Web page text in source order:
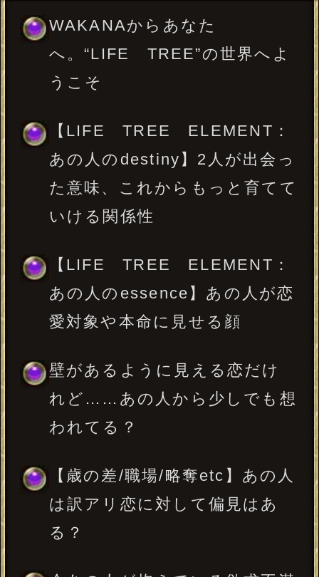
壁があるように見える恋だけ
われてる？
【歳の差/職場/略奪etc】あの人
は訳アリ恋に対して偏見はあ
る？
今あの人が抱えている欲求不満
やあなたへの期待って？
2人が距離を縮めるために必要
な条件・要素とは？
いる遠慮やためらい
あの人が感じているあなたの
可愛らしさ・魅力・色気
あの人はあなたとのデートや
交際を夢想したことはある？
もし、あの人があなたからの
好意に気付いたとしたら……何
を思う？